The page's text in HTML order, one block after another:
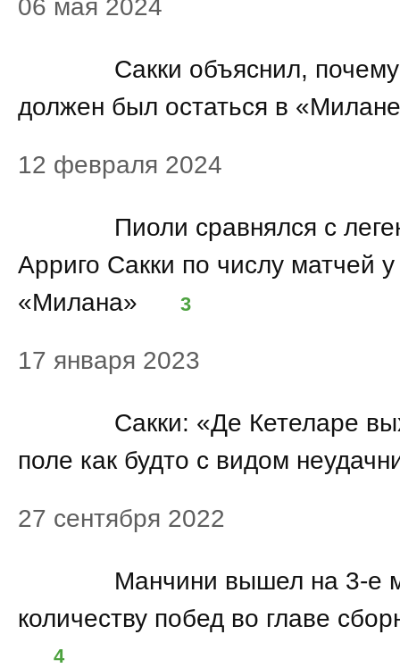
06 мая 2024
Сакки объяснил,
должен был остаться в
12 февраля 2024
Пиоли сравнялся с
Арриго Сакки по числу матчей
«Милана»
3
17 января 2023
Сакки: «Де Кетеларе
поле как будто с видом
27 сентября 2022
Манчини вышел на 3-е
количеству побед во главе
4